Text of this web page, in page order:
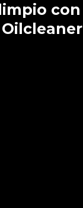
Oilcleaner